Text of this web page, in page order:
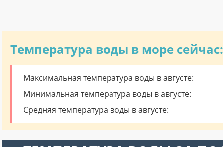
Температура воды в море сейчас:
Максимальная температура воды в августе:
Минимальная температура воды в августе:
Средняя температура воды в августе: